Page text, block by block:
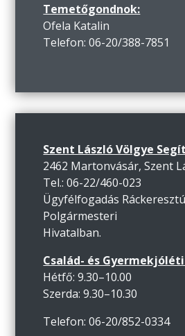
Temetőgondnok:
Ofela Katalin
Telefon: 06-20/388-7851
Szent László Völgye
2462 Martonvásár, Szent
Tel.: 06-22/460-023
Ügyfélfogadás
Polgármesteri
Hivatalban.
Család- és
Hétfő: 9.30–10.00
Szerda: 9.30–10.30
Telefon: 06-20/852-0334